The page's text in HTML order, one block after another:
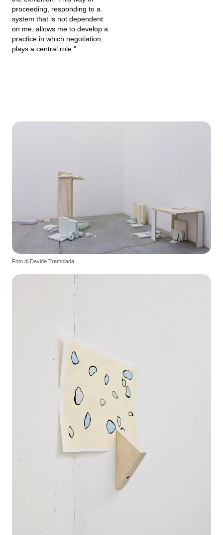
proceeding, responding to a
system that is not dependent
on me, allows me to develop a
practice in which negotiation
plays a central role."
Foto di Davide Tremolada